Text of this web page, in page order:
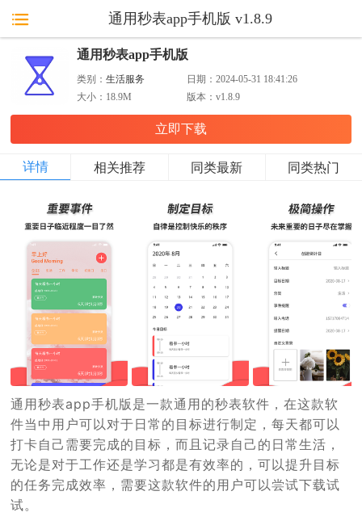
通用秒表app手机版 v1.8.9
通用秒表app手机版
类别：生活服务 日期：2024-05-31 18:41:26
大小： 18.9M 版本：v1.8.9
立即下载
详情 相关推荐 同类最新 同类热门
通用秒表app手机版是一款通用的秒表软件，在这款软
件当中用户可以对于日常的目标进行制定，每天都可以
打卡自己需要完成的目标，而且记录自己的日常生活，
无论是对于工作还是学习都是有效率的，可以提升目标
的任务完成效率，需要这款软件的用户可以尝试下载试
试。